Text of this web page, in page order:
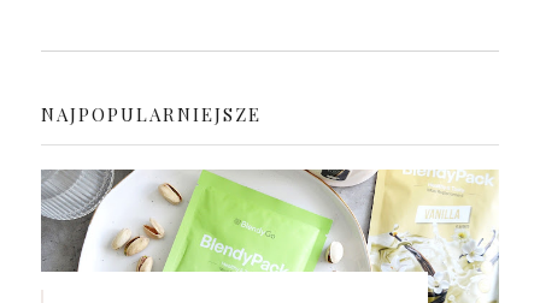
NAJPOPULARNIEJSZE